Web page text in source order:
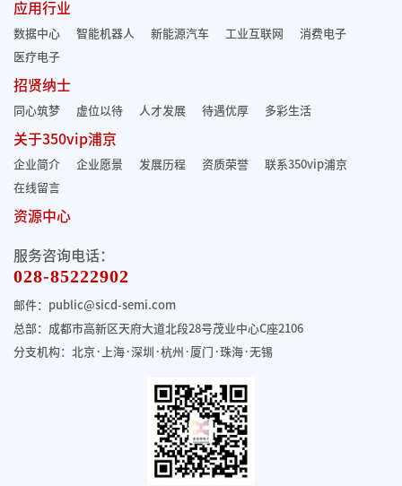
应用行业
数据中心 智能机器人 新能源汽车 工业互联网
消费电子
医疗电子
招贤纳士
同心筑梦 虚位以待 人才发展 待遇优厚 多彩生活
关于350vip浦京
企业简介 企业愿景 发展历程 资质荣誉
联系350vip浦京
在线留言
资源中心
服务咨询电话：
028-85222902
邮件：public@sicd-semi.com
总部：成都市高新区天府大道北段28号茂业中心C座2106
分支机构：北京·上海·深圳·杭州·厦门·珠海·无锡